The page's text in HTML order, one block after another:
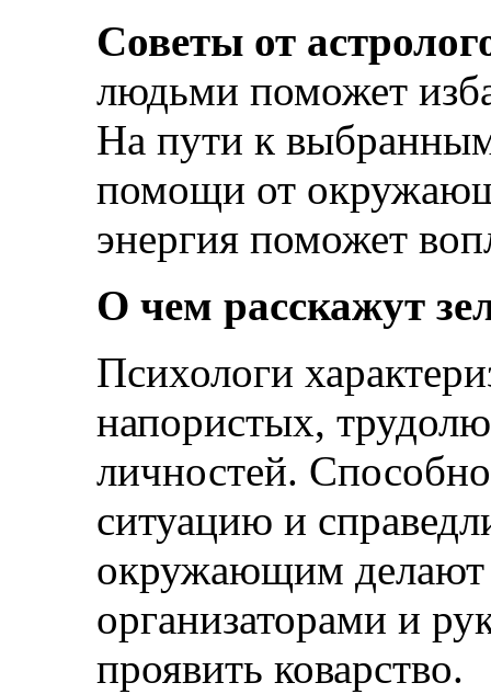
Советы от
людьми поможет
На пути к
помощи от
энергия поможет
О чем расскажут
Психологи
напористых,
личностей.
ситуацию и
окружающим
организаторами и
проявить коварство.